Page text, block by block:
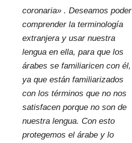
coronaria» . Deseamos poder
comprender la terminología
extranjera y usar nuestra
lengua en ella, para que los
árabes se familiaricen con él,
ya que están familiarizados
con los términos que no nos
satisfacen porque no son de
nuestra lengua. Con esto
protegemos el árabe y lo